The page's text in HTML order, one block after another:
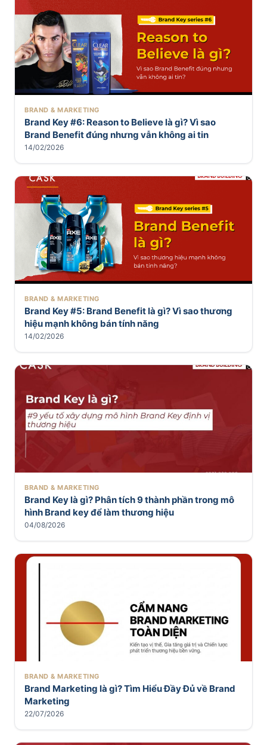
BRAND & MARKETING
Brand Key #6: Reason to Believe là gì? Vì sao
Brand Benefit đúng nhưng vẫn không ai tin
14/02/2026
BRAND & MARKETING
Brand Key #5: Brand Benefit là gì? Vì sao thương
hiệu mạnh không bán tính năng
14/02/2026
BRAND & MARKETING
Brand Key là gì? Phân tích 9 thành phần trong mô
hình Brand key để làm thương hiệu
04/08/2026
BRAND & MARKETING
Brand Marketing là gì? Tìm Hiểu Đầy Đủ về Brand
Marketing
22/07/2026